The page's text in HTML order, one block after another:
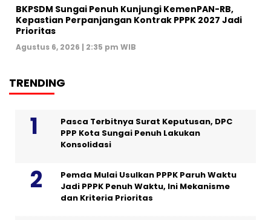
BKPSDM Sungai Penuh Kunjungi KemenPAN-RB,
Kepastian Perpanjangan Kontrak PPPK 2027 Jadi
Prioritas
Agustus 6, 2026 | 2:35 pm WIB
TRENDING
Pasca Terbitnya Surat Keputusan, DPC
PPP Kota Sungai Penuh Lakukan
Konsolidasi
Pemda Mulai Usulkan PPPK Paruh Waktu
Jadi PPPK Penuh Waktu, Ini Mekanisme
dan Kriteria Prioritas